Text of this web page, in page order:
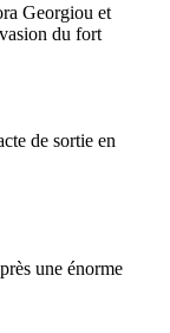
Georgiou et
du fort
de sortie en
une énorme